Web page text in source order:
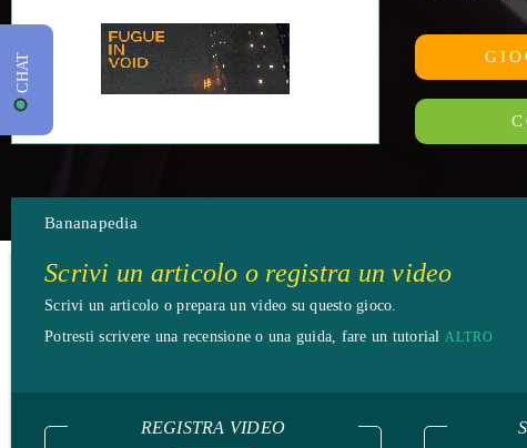
Bananapedia
Scrivi un articolo o registra un video
Scrivi un articolo o prepara un video su questo gioco.
Potresti scrivere una recensione o una guida, fare un tutorial ALTRO
REGISTRA VIDEO
CHAT